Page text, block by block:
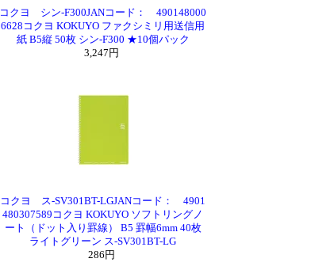
コクヨ シン-F300JANコード： 490148000
6628コクヨ KOKUYO ファクシミリ用送信用
紙 B5縦 50枚 シン-F300 ★10個パック
3,247円
コクヨ ス-SV301BT-LGJANコード： 4901
480307589コクヨ KOKUYO ソフトリングノ
ート（ドット入り罫線） B5 罫幅6mm 40枚
ライトグリーン ス-SV301BT-LG
286円